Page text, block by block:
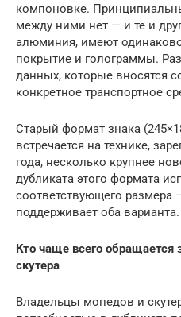
компоновке.
между ними нет — и те и
алюминия, имеют
покрытие и голограммы.
данных, которые вносятся
конкретное транспортное
Старый формат знака
встречается на технике,
года, несколько крупнее
дубликата этого формата
соответствующего размера
поддерживает оба варианта.
Кто чаще всего обращается
скутера
Владельцы мопедов и